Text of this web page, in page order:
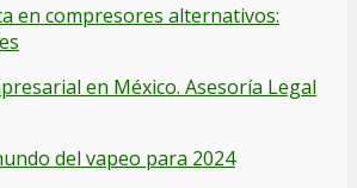
en compresores alternativos:
en México. Asesoría Legal
del vapeo para 2024